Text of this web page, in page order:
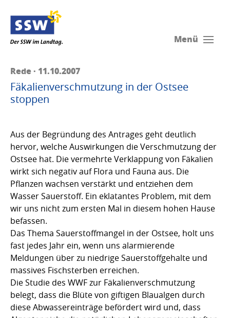
Menü
Rede · 11.10.2007
Fäkalienverschmutzung in der Ostsee
stoppen
Aus der Begründung des Antrages geht deutlich
hervor, welche Auswirkungen die Verschmutzung der
Ostsee hat. Die vermehrte Verklappung von Fäkalien
wirkt sich negativ auf Flora und Fauna aus. Die
Pflanzen wachsen verstärkt und entziehen dem
Wasser Sauerstoff. Ein eklatantes Problem, mit dem
wir uns nicht zum ersten Mal in diesem hohen Hause
befassen.
Das Thema Sauerstoffmangel in der Ostsee, holt uns
fast jedes Jahr ein, wenn uns alarmierende
Meldungen über zu niedrige Sauerstoffgehalte und
massives Fischsterben erreichen.
Die Studie des WWF zur Fäkalienverschmutzung
belegt, dass die Blüte von giftigen Blaualgen durch
diese Abwassereinträge befördert wird und, dass